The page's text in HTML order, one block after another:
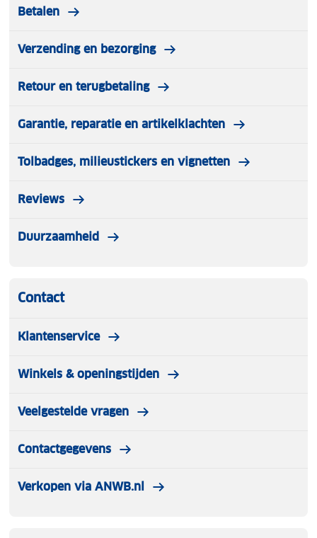
Betalen
Verzending en bezorging
Retour en terugbetaling
Garantie, reparatie en artikelklachten
Tolbadges, milieustickers en vignetten
Reviews
Duurzaamheid
Contact
Klantenservice
Winkels & openingstijden
Veelgestelde vragen
Contactgegevens
Verkopen via ANWB.nl